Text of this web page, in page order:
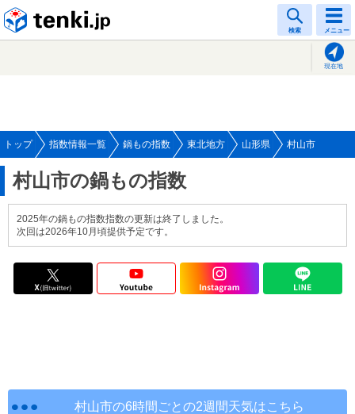
検索 メニュー
現在地
トップ 指数情報一覧 鍋もの指数 東北地方 山形県 村山市
村山市の鍋もの指数
2025年の鍋もの指数指数の更新は終了しました。
次回は2026年10月頃提供予定です。
村山市の6時間ごとの2週間天気はこちら